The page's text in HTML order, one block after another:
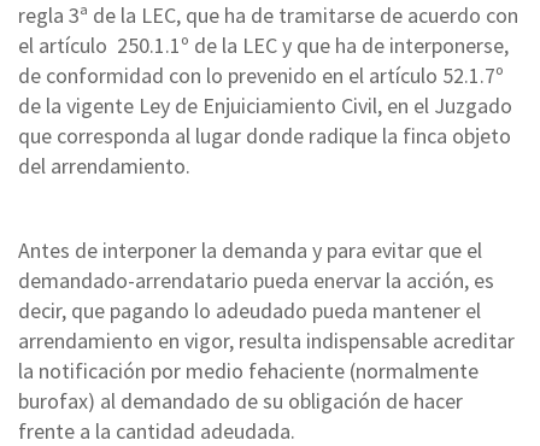
regla 3ª de la LEC, que ha de tramitarse de acuerdo con
el artículo 250.1.1º de la LEC y que ha de interponerse,
de conformidad con lo prevenido en el artículo 52.1.7º
de la vigente Ley de Enjuiciamiento Civil, en el Juzgado
que corresponda al lugar donde radique la finca objeto
del arrendamiento.
Antes de interponer la demanda y para evitar que el
demandado-arrendatario pueda enervar la acción, es
decir, que pagando lo adeudado pueda mantener el
arrendamiento en vigor, resulta indispensable acreditar
la notificación por medio fehaciente (normalmente
burofax) al demandado de su obligación de hacer
frente a la cantidad adeudada.